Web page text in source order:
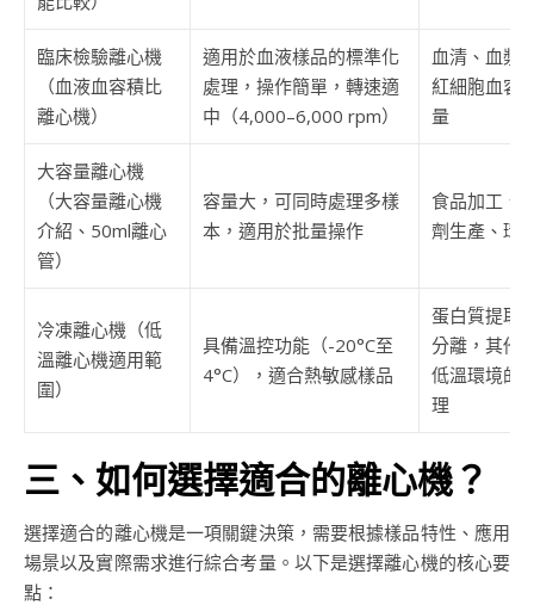
臨床檢驗離心機
（血液血容積比
離心機）
適用於血液樣品的標準化
處理，操作簡單，轉速適
中（4,000–6,000 rpm）
血清、血漿
紅細胞血容
量
大容量離心機
（大容量離心機
介紹、50ml離心
管）
容量大，可同時處理多樣
本，適用於批量操作
食品加工、
劑生產、環
冷凍離心機（低
溫離心機適用範
圍）
具備溫控功能（-20°C至
4°C），適合熱敏感樣品
蛋白質提取
分離，其他
低溫環境的
理
三、如何選擇適合的離心機？
選擇適合的離心機是一項關鍵決策，需要根據樣品特性、應用
場景以及實際需求進行綜合考量。以下是選擇離心機的核心要
點：